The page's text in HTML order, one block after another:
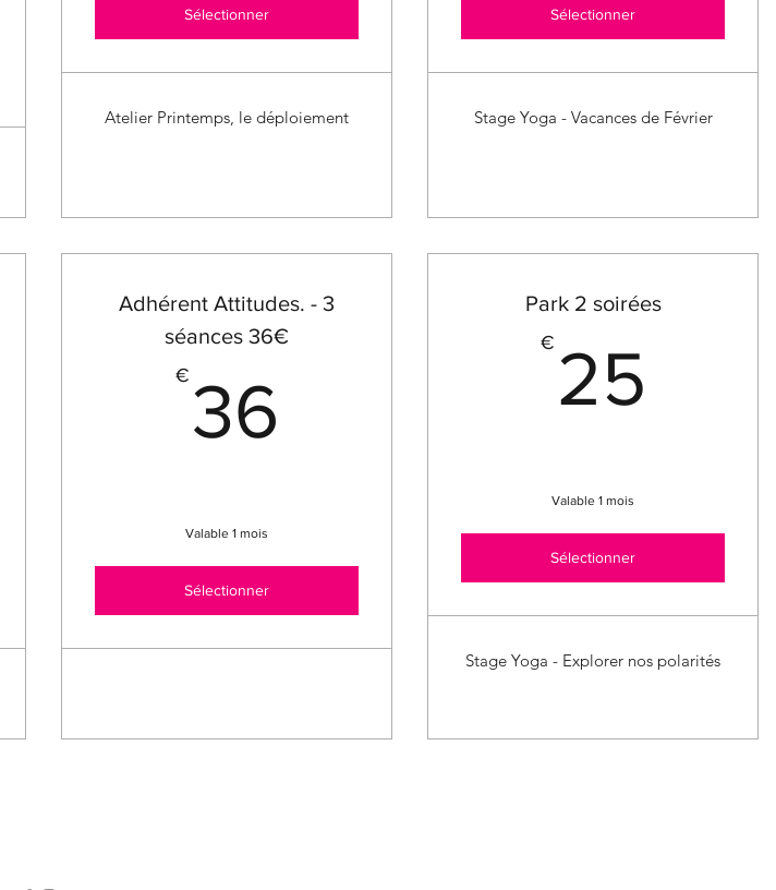
Sélectionner
Atelier Printemps, le déploiement
Sélectionner
Stage Yoga - Vacances de Février
Adhérent Attitudes. - 3
séances 36€
€ 36
Valable 1 mois
Sélectionner
Park 2 soirées
€ 25
Valable 1 mois
Sélectionner
Stage Yoga - Explorer nos polarités